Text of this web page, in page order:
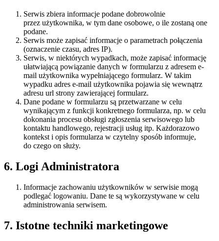
Serwis zbiera informacje podane dobrowolnie
przez użytkownika, w tym dane osobowe, o ile zostaną one
podane.
Serwis może zapisać informacje o parametrach połączenia
(oznaczenie czasu, adres IP).
Serwis, w niektórych wypadkach, może zapisać informację
ułatwiającą powiązanie danych w formularzu z adresem e-
mail użytkownika wypełniającego formularz. W takim
wypadku adres e-mail użytkownika pojawia się wewnątrz
adresu url strony zawierającej formularz.
Dane podane w formularzu są przetwarzane w celu
wynikającym z funkcji konkretnego formularza, np. w celu
dokonania procesu obsługi zgłoszenia serwisowego lub
kontaktu handlowego, rejestracji usług itp. Każdorazowo
kontekst i opis formularza w czytelny sposób informuje,
do czego on służy.
6. Logi Administratora
Informacje zachowaniu użytkowników w serwisie mogą
podlegać logowaniu. Dane te są wykorzystywane w celu
administrowania serwisem.
7. Istotne techniki marketingowe